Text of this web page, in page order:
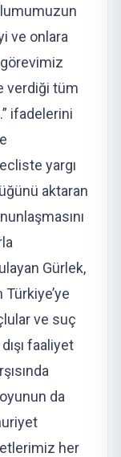
ve onlara
görevimiz
verdiği tüm
ifadelerini
yargı
aktaran
Gürlek,
ve suç
faaliyet
da
her